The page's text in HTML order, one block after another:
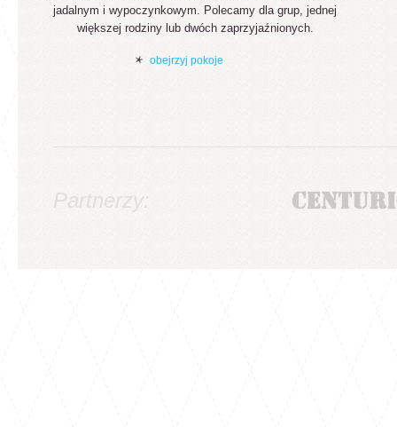
jadalnym i wypoczynkowym. Polecamy dla grup, jednej
większej rodziny lub dwóch zaprzyjaźnionych.
obejrzyj pokoje
Partnerzy: